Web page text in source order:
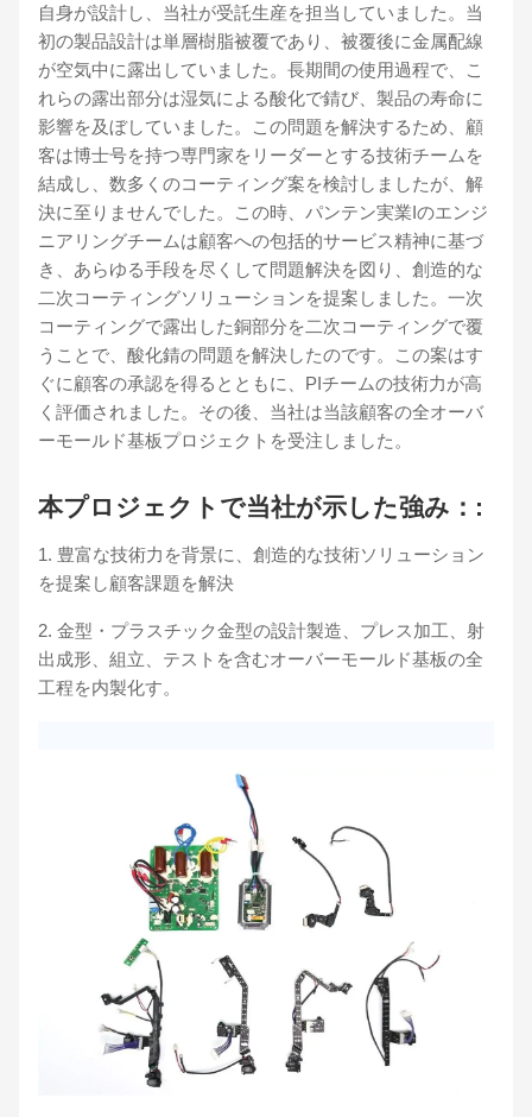
自身が設計し、当社が受託生産を担当していました。当
初の製品設計は単層樹脂被覆であり、被覆後に金属配線
が空気中に露出していました。長期間の使用過程で、こ
れらの露出部分は湿気による酸化で錆び、製品の寿命に
影響を及ぼしていました。この問題を解決するため、顧
客は博士号を持つ専門家をリーダーとする技術チームを
結成し、数多くのコーティング案を検討しましたが、解
決に至りませんでした。この時、パンテン実業Iのエンジ
ニアリングチームは顧客への包括的サービス精神に基づ
き、あらゆる手段を尽くして問題解決を図り、創造的な
二次コーティングソリューションを提案しました。一次
コーティングで露出した銅部分を二次コーティングで覆
うことで、酸化錆の問題を解決したのです。この案はす
ぐに顧客の承認を得るとともに、PIチームの技術力が高
く評価されました。その後、当社は当該顧客の全オーバ
ーモールド基板プロジェクトを受注しました。
本プロジェクトで当社が示した強み：:
1. 豊富な技術力を背景に、創造的な技術ソリューション
を提案し顧客課題を解決
2. 金型・プラスチック金型の設計製造、プレス加工、射
出成形、組立、テストを含むオーバーモールド基板の全
工程を内製化す。